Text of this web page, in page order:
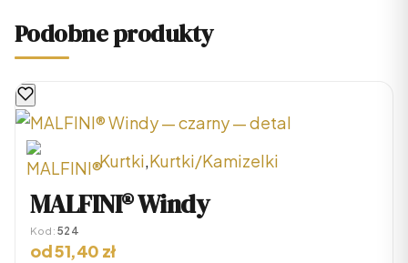
Podobne produkty
Kurtki,Kurtki/Kamizelki
MALFINI® Windy
Kod:524
od51,40 zł
Ten
produkt
ma